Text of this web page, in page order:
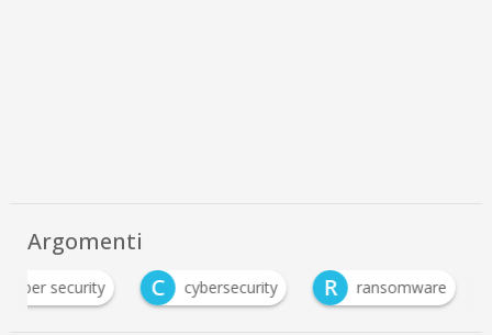
Argomenti
cyber security C cybersecurity R ransomware